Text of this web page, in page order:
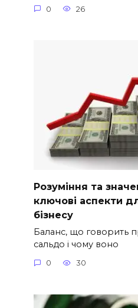
0 26
Розуміння та
ключові аспекти
бізнесу
Баланс, що говорить
сальдо і чому воно
0 30